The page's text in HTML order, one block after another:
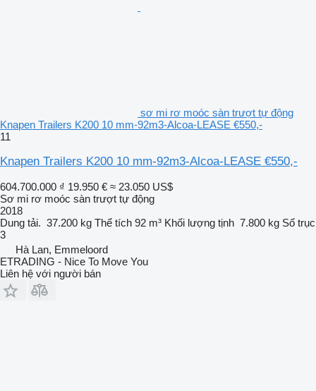
sơ mi rơ moóc sàn trượt tự động
Knapen Trailers K200 10 mm-92m3-Alcoa-LEASE €550,-
11
Knapen Trailers K200 10 mm-92m3-Alcoa-LEASE €550,-
604.700.000 ₫ 19.950 € ≈ 23.050 US$
Sơ mi rơ moóc sàn trượt tự động
2018
Dung tải. 37.200 kg Thể tích 92 m³ Khối lượng tịnh 7.800 kg Số trục
3
Hà Lan, Emmeloord
ETRADING - Nice To Move You
Liên hệ với người bán